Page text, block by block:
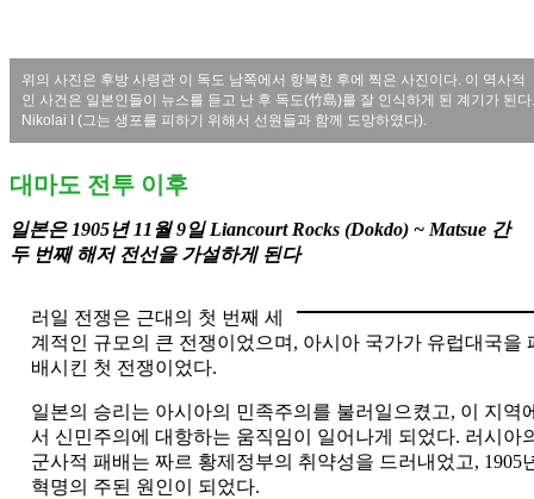
위의 사진은 후방 사령관 이 독도 남쪽에서 항복한 후에 찍은 사진이다. 이 역사적
인 사건은 일본인들이 뉴스를 듣고 난 후 독도(竹島)를 잘 인식하게 된 계기가 된다.
Nikolai I (그는 생포를 피하기 위해서 선원들과 함께 도망하였다).
대마도 전투 이후
일본은 1905년 11월 9일 Liancourt Rocks (Dokdo) ~ Matsue 간
두 번째 해저 전선을 가설하게 된다
러일 전쟁은 근대의 첫 번째 세
계적인 규모의 큰 전쟁이었으며, 아시아 국가가 유럽대국을
배시킨 첫 전쟁이었다.
일본의 승리는 아시아의 민족주의를 불러일으켰고, 이 지역
서 신민주의에 대항하는 움직임이 일어나게 되었다. 러시아
군사적 패배는 짜르 황제정부의 취약성을 드러내었고, 1905
혁명의 주된 원인이 되었다.